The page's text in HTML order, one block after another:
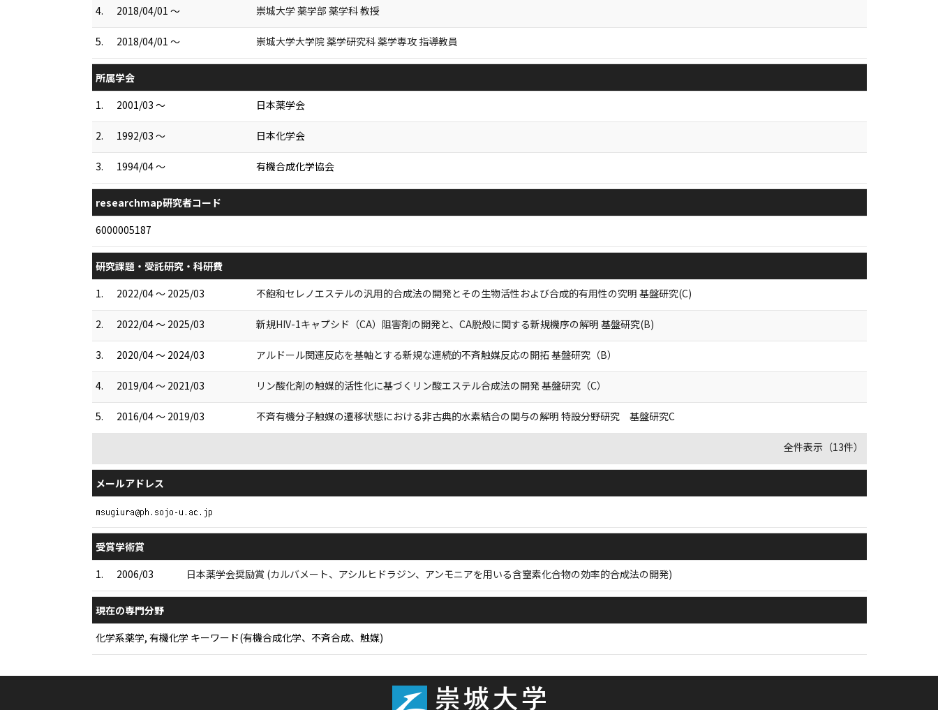
4. 2018/04/01 ～ 崇城大学 薬学部 薬学科 教授
5. 2018/04/01 ～ 崇城大学大学院 薬学研究科 薬学専攻 指導教員
所属学会
1.
2001/03 ～ 日本薬学会
2. 1992/03 ～ 日本化学会
3. 1994/04 ～ 有機合成化学協会
researchmap研究者コード
6000005187
研究課題・受託研究・科研費
1.
2022/04 ～ 2025/03 不飽和セレノエステルの汎用的合成法の開発とその生物活性および合成的有用性の究明 基盤研究(C)
2. 2022/04 ～ 2025/03 新規HIV-1キャプシド（CA）阻害剤の開発と、CA脱殻に関する新規機序の解明 基盤研究(B)
3. 2020/04 ～ 2024/03 アルドール関連反応を基軸とする新規な連続的不斉触媒反応の開拓 基盤研究（B）
4. 2019/04 ～ 2021/03 リン酸化剤の触媒的活性化に基づくリン酸エステル合成法の開発 基盤研究（C）
5. 2016/04 ～ 2019/03 不斉有機分子触媒の遷移状態における非古典的水素結合の関与の解明 特設分野研究 基盤研究C
全件表示（13件）
メールアドレス
受賞学術賞
1.
2006/03 日本薬学会奨励賞 (カルバメート、アシルヒドラジン、アンモニアを用いる含窒素化合物の効率的合成法の開発)
現在の専門分野
化学系薬学, 有機化学 キーワード(有機合成化学、不斉合成、触媒)